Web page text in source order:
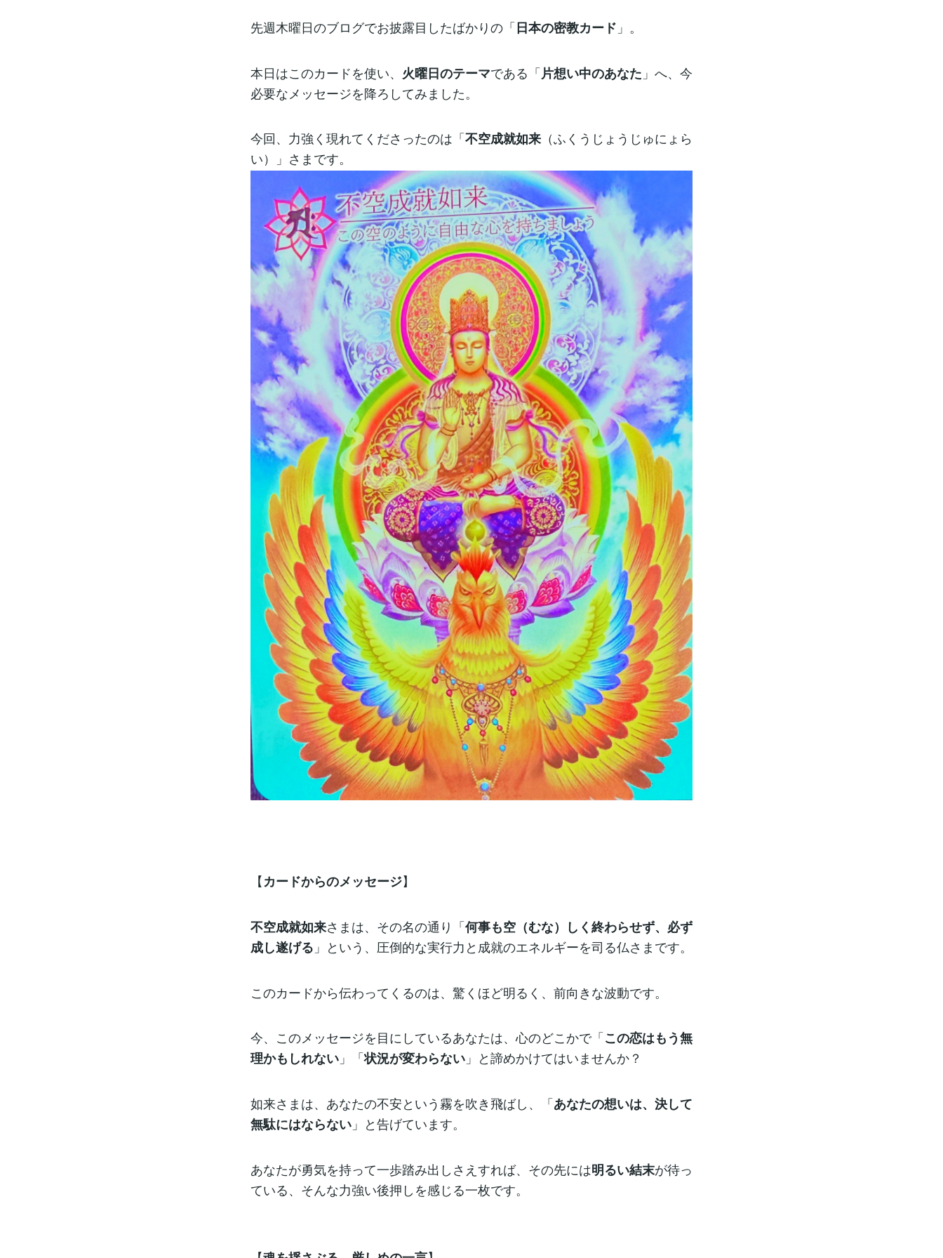
先週木曜日のブログでお披露目したばかりの「日本の密教カード 」。
本日はこのカードを使い、 火曜日のテーマである「片想い中のあなた 」へ、今
必要なメッセージを降ろしてみました。
今回、力強く現れてくださったのは「不空成就如来 （ふくうじょうじゅにょら
い）」さまです。
【カードからのメッセージ】
不空成就如来さまは、その名の通り「何事も空（むな）しく終わらせず、必ず
成し遂げる 」という、圧倒的な実行力と成就のエネルギーを司る仏さまです。
このカードから伝わってくるのは、驚くほど明るく、前向きな波動です。
今、このメッセージを目にしているあなたは、心のどこかで「この恋はもう無
理かもしれない 」「状況が変わらない 」と諦めかけてはいませんか？
如来さまは、あなたの不安という霧を吹き飛ばし、「あなたの想いは、決して
無駄にはならない 」と告げています。
あなたが勇気を持って一歩踏み出しさえすれば、その先には明るい結末が待っ
ている、そんな力強い後押しを感じる一枚です。